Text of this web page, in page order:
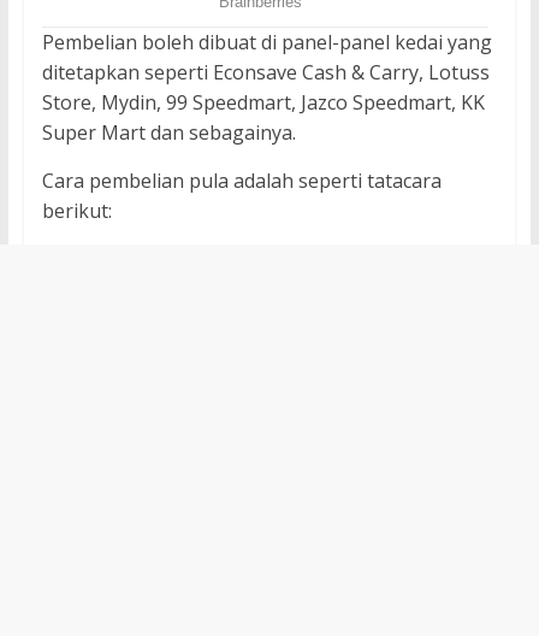
Pembelian boleh dibuat di panel-panel kedai yang
ditetapkan seperti Econsave Cash & Carry, Lotuss
Store, Mydin, 99 Speedmart, Jazco Speedmart, KK
Super Mart dan sebagainya.
Cara pembelian pula adalah seperti tatacara
berikut: